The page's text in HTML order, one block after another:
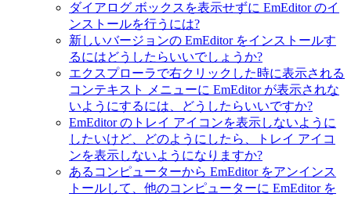
ダイアログ ボックスを表示せずに EmEditor のイ
ンストールを行うには?
新しいバージョンの EmEditor をインストールす
るにはどうしたらいいでしょうか?
エクスプローラで右クリックした時に表示される
コンテキスト メニューに EmEditor が表示されな
いようにするには、どうしたらいいですか?
EmEditor のトレイ アイコンを表示しないように
したいけど、どのようにしたら、トレイ アイコ
ンを表示しないようになりますか?
あるコンピューターから EmEditor をアンインス
トールして、他のコンピューターに EmEditor を